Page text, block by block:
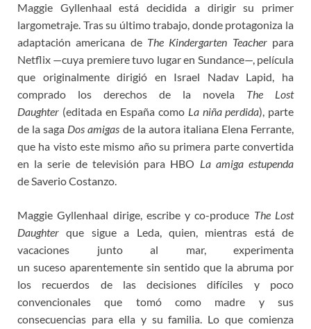
b
o
o
k
t
e
r
o
d
o
n
L
i
n
k
a
m
e
e
r
e
s
Maggie Gyllenhaal está decidida a dirigir su primer
largometraje. Tras su último trabajo, donde protagoniza la
adaptación americana de The Kindergarten Teacherpara
Netflix —cuya premiere tuvo lugar en Sundance—, película
que originalmente dirigió en Israel Nadav Lapid, ha
comprado los derechos de la novela The Lost
Daughter (editada en España como La niña perdida), parte
de la saga Dos amigas de la autora italiana Elena Ferrante,
que ha visto este mismo año su primera parte convertida
en la serie de televisión para HBO La amiga estupenda
de Saverio Costanzo.
Maggie Gyllenhaal dirige, escribe y co-produce The Lost
Daughter que sigue a Leda, quien, mientras está de
vacaciones junto al mar, experimenta
un suceso aparentemente sin sentido que la abruma por
los recuerdos de las decisiones difíciles y poco
convencionales que tomó como madre y sus
consecuencias para ella y su familia. Lo que comienza